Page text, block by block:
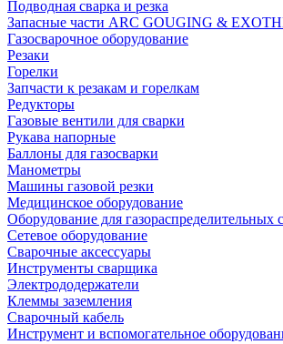
Подводная сварка и резка
Запасные части ARC GOUGING &
Газосварочное оборудование
Резаки
Горелки
Запчасти к резакам и горелкам
Редукторы
Газовые вентили для сварки
Рукава напорные
Баллоны для газосварки
Манометры
Машины газовой резки
Медицинское оборудование
Оборудование для газораспределительных
Сетевое оборудование
Сварочные аксессуары
Инструменты сварщика
Электрододержатели
Клеммы заземления
Сварочный кабель
Инструмент и вспомогательное